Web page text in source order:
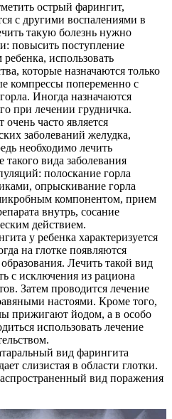
острый фарингит,
с другими воспалениями в
такую болезнь нужно
повысить поступление
использовать
которые назначаются только
компрессы попеременно с
Иногда назначаются
при лечении грудничка.
часто является
заболеваний желудка,
необходимо лечить
вида заболевания
полоскание горла
опрыскивание горла
компонентом, прием
внутрь, сосание
действием.
у ребенка характеризуется
на глотке появляются
Лечить такой вид
с исключения из рациона
Затем проводится лечение
настоями. Кроме того,
прижигают йодом, а в особо
использовать лечение
вид фарингита
слизистая в области глотки.
вид поражения